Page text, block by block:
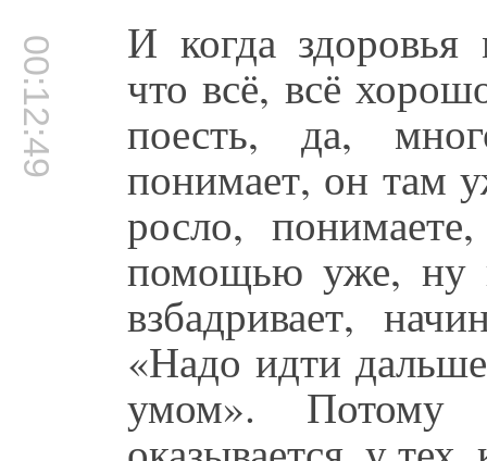
00:12:49 И когда здоровья
что всё, всё
поесть, да,
понимает, он там
росло,
помощью уже, ну
взбадривает,
«Надо идти
умом».